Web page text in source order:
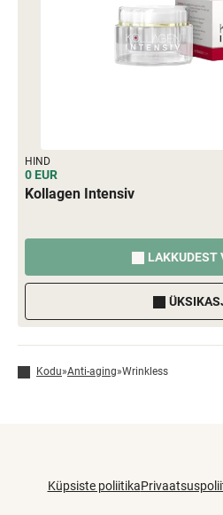
HIND
0 EUR
Kollagen Intensiv
LAKKUDEST
Kodu»Anti-aging»Wrinkless
Küpsiste poliitika